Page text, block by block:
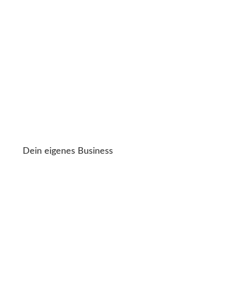
Dein eigenes Business